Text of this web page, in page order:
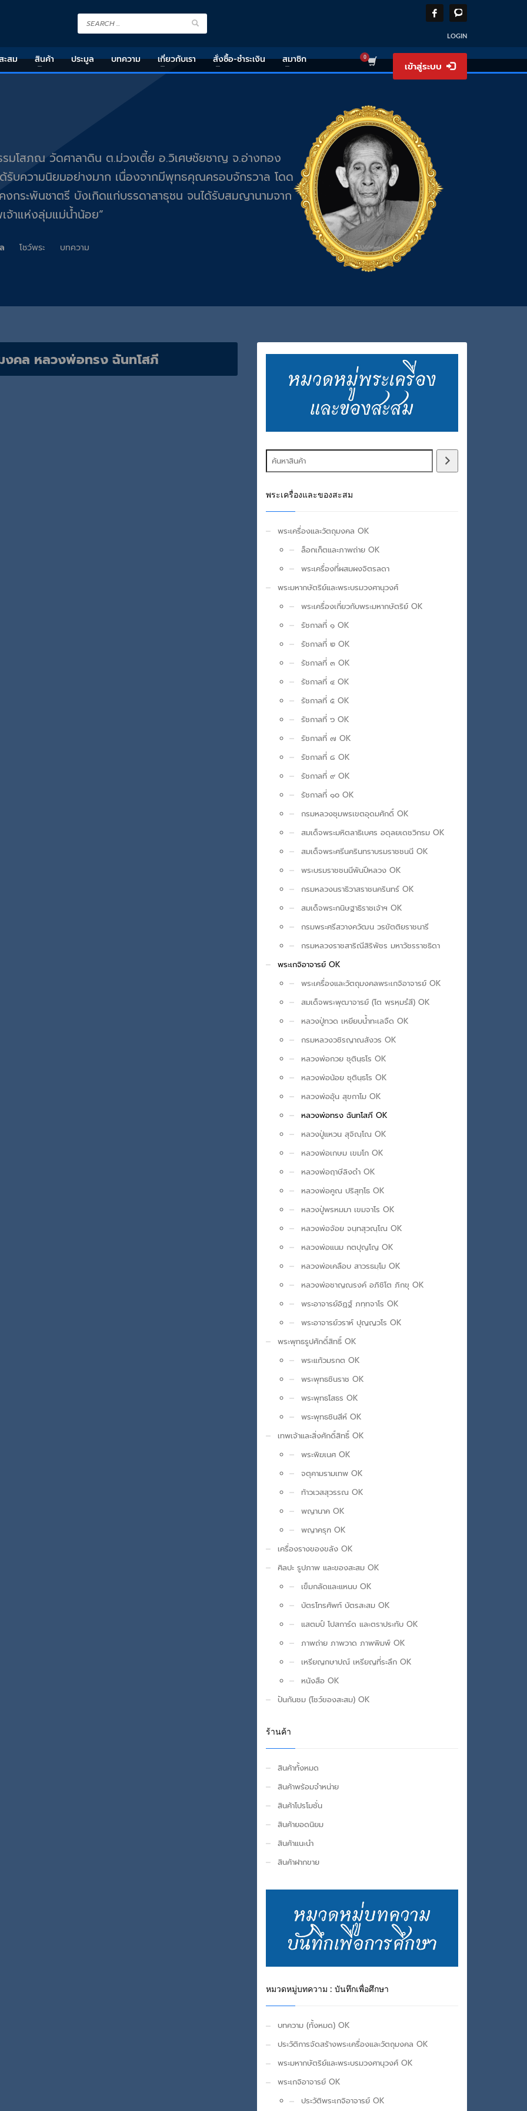
LOGIN
ะสม สินค้า ประมูล บทความ เกี่ยวกับเรา สั่งซื้อ-ชำระเงิน สมาชิก
เข้าสู่ระบบ
มโสภณ วัดศาลาดิน ต.ม่วงเตี้ย อ.วิเศษชัยชาญ จ.อ่างทอง
รับความนิยมอย่างมาก เนื่องจากมีพุทธคุณครอบจักรวาล โดด
กระพันชาตรี บังเกิดแก่บรรดาสาธุชน จนได้รับสมญานามจาก
จ้าแห่งลุ่มแม่น้ำน้อย”
โชว์พระ บทความ
งคล หลวงพ่อทรง ฉันทโสภี
พระเครื่องและของสะสม
พระเครื่องและวัตถุมงคล OK
ล็อกเก็ตและภาพถ่าย OK
พระเครื่องที่ผสมผงจิตรลดา
พระมหากษัตริย์และพระบรมวงศานุวงศ์
พระเครื่องเกี่ยวกับพระมหากษัตริย์ OK
รัชกาลที่ ๑ OK
รัชกาลที่ ๒ OK
รัชกาลที่ ๓ OK
รัชกาลที่ ๔ OK
รัชกาลที่ ๕ OK
รัชกาลที่ ๖ OK
รัชกาลที่ ๗ OK
รัชกาลที่ ๘ OK
รัชกาลที่ ๙ OK
รัชกาลที่ ๑๐ OK
กรมหลวงชุมพรเขตอุดมศักดิ์ OK
สมเด็จพระมหิตลาธิเบศร อดุลยเดชวิกรม OK
สมเด็จพระศรีนครินทราบรมราชชนนี OK
พระบรมราชชนนีพันปีหลวง OK
กรมหลวงนราธิวาสราชนครินทร์ OK
สมเด็จพระกนิษฐาธิราชเจ้าฯ OK
กรมพระศรีสวางควัฒน วรขัตติยราชนารี
กรมหลวงราชสาริณีสิริพัชร มหาวัชรราชธิดา
พระเกจิอาจารย์ OK
พระเครื่องและวัตถุมงคลพระเกจิอาจารย์ OK
สมเด็จพระพุฒาจารย์ (โต พฺรหฺมรํสี) OK
หลวงปู่ทวด เหยียบน้ำทะเลจืด OK
กรมหลวงวชิรญาณสังวร OK
หลวงพ่อกวย ชุตินฺธโร OK
หลวงพ่อน้อย ชุตินฺธโร OK
หลวงพ่ออุ้น สุขกาโม OK
หลวงพ่อทรง ฉันทโสภี OK
หลวงปู่แหวน สุจิณฺโณ OK
หลวงพ่อเกษม เขมโก OK
หลวงพ่อฤาษีลิงดำ OK
หลวงพ่อคูณ ปริสุทฺโธ OK
หลวงปู่พรหมมา เขมจาโร OK
หลวงพ่อจ้อย จนฺทสุวณฺโณ OK
หลวงพ่อแนม กตปุญโญ OK
หลวงพ่อเคลือบ สาวรธมฺโม OK
หลวงพ่อชาญณรงค์ อภิชิโต ภิกขุ OK
พระอาจารย์อิฏฐ์ ภทฺทจาโร OK
พระอาจารย์วราห์ ปุญญวโร OK
พระพุทธรูปศักดิ์สิทธิ์ OK
พระแก้วมรกต OK
พระพุทธชินราช OK
พระพุทธโสธร OK
พระพุทธชินสีห์ OK
เทพเจ้าและสิ่งศักดิ์สิทธิ์ OK
พระพิฆเนศ OK
จตุคามรามเทพ OK
ท้าวเวสสุวรรณ OK
พญานาค OK
พญาครุฑ OK
เครื่องรางของขลัง OK
ศิลปะ รูปภาพ และของสะสม OK
เข็มกลัดและแหนบ OK
บัตรโทรศัพท์ บัตรสะสม OK
แสตมป์ โปสการ์ด และตราประทับ OK
ภาพถ่าย ภาพวาด ภาพพิมพ์ OK
เหรียญกษาปณ์ เหรียญที่ระลึก OK
หนังสือ OK
ปันกันชม (โชว์ของสะสม) OK
ร้านค้า
สินค้าทั้งหมด
สินค้าพร้อมจำหน่าย
สินค้าโปรโมชั่น
สินค้ายอดนิยม
สินค้าแนะนำ
สินค้าฝากขาย
หมวดหมู่บทความ : บันทึกเพื่อศึกษา
บทความ (ทั้งหมด) OK
ประวัติการจัดสร้างพระเครื่องและวัตถุมงคล OK
พระมหากษัตริย์และพระบรมวงศานุวงศ์ OK
พระเกจิอาจารย์ OK
ประวัติพระเกจิอาจารย์ OK